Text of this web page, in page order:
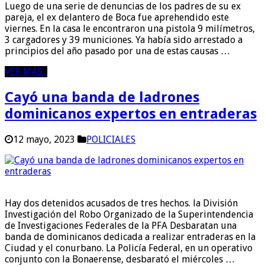
Luego de una serie de denuncias de los padres de su ex
pareja, el ex delantero de Boca fue aprehendido este
viernes. En la casa le encontraron una pistola 9 milímetros,
3 cargadores y 39 municiones. Ya había sido arrestado a
principios del año pasado por una de estas causas …
VER MAS...
Cayó una banda de ladrones
dominicanos expertos en entraderas
12 mayo, 2023 POLICIALES
Hay dos detenidos acusados de tres hechos. la División
Investigación del Robo Organizado de la Superintendencia
de Investigaciones Federales de la PFA Desbaratan una
banda de dominicanos dedicada a realizar entraderas en la
Ciudad y el conurbano. La Policía Federal, en un operativo
conjunto con la Bonaerense, desbarató el miércoles …